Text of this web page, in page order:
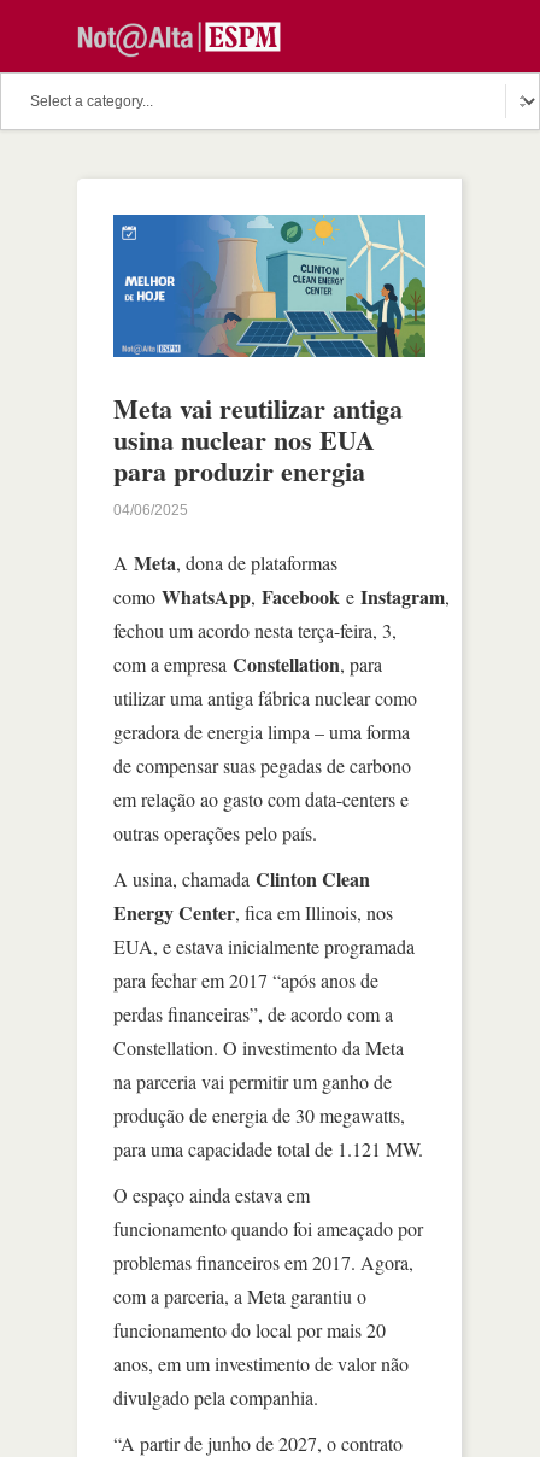
Meta vai reutilizar antiga
usina nuclear nos EUA
para produzir energia
04/06/2025
A Meta, dona de plataformas
como WhatsApp, Facebook e Instagram,
fechou um acordo nesta terça-feira, 3,
com a empresa Constellation, para
utilizar uma antiga fábrica nuclear como
geradora de energia limpa – uma forma
de compensar suas pegadas de carbono
em relação ao gasto com data-centers e
outras operações pelo país.
A usina, chamada Clinton Clean
Energy Center, fica em Illinois, nos
EUA, e estava inicialmente programada
para fechar em 2017 “após anos de
perdas financeiras”, de acordo com a
Constellation. O investimento da Meta
na parceria vai permitir um ganho de
produção de energia de 30 megawatts,
para uma capacidade total de 1.121 MW.
O espaço ainda estava em
funcionamento quando foi ameaçado por
problemas financeiros em 2017. Agora,
com a parceria, a Meta garantiu o
funcionamento do local por mais 20
anos, em um investimento de valor não
divulgado pela companhia.
“A partir de junho de 2027, o contrato